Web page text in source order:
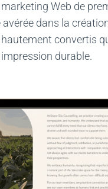
Web de
avérée dans la
convertis
impression durable.